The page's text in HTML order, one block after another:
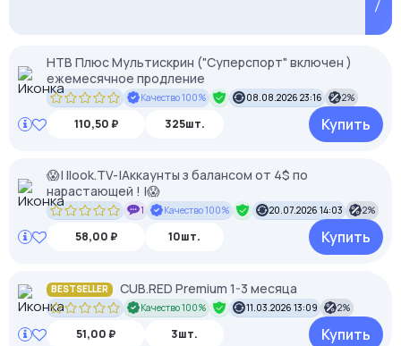
НТВ Плюс Мультискрин ("Суперспорт" включен )
ежемесячное продление
Качество 100% 08.08.2026 23:16 2%
110,50 ₽ 325шт. Купить
😱| Ilook.TV-|Аккаунты з балансом от 4$ по
нарастающей ! |😱
1 Качество 100% 20.07.2026 14:03 2%
58,00 ₽ 10шт. Купить
BESTSELLER CUB.RED Premium 1-3 месяца
Качество 100% 11.03.2026 13:09 2%
51,00 ₽ 3шт. Купить